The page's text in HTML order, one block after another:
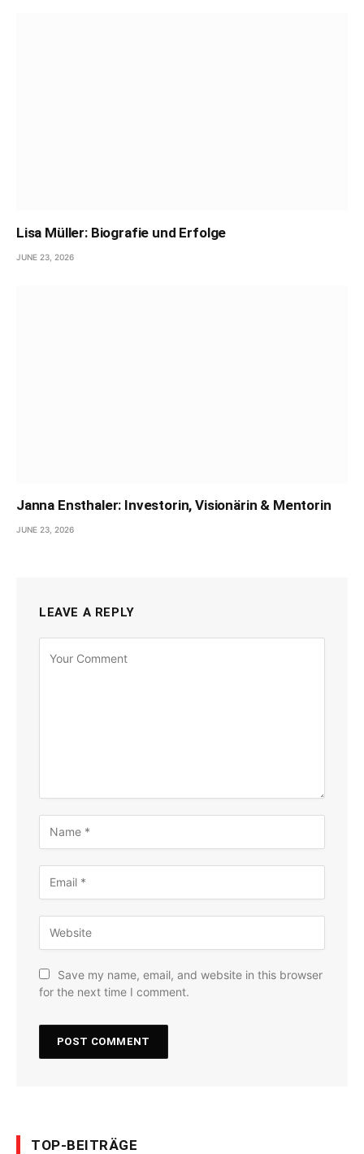
Lisa Müller: Biografie und Erfolge
JUNE 23, 2026
Janna Ensthaler: Investorin, Visionärin & Mentorin
JUNE 23, 2026
LEAVE A REPLY
Save my name, email, and website in this browser
for the next time I comment.
TOP-BEITRÄGE